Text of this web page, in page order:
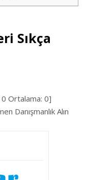
Sıkça
0 Ortalama: 0]
Danışmanlık Alın